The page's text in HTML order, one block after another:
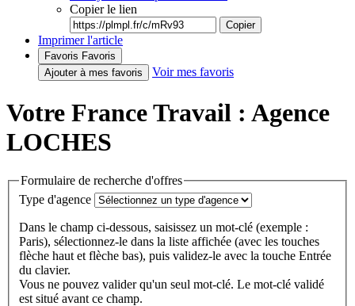
Copier le lien
Copier
Imprimer l'article
Favoris Favoris
Ajouter à mes favoris
Voir mes favoris
Votre France Travail : Agence
LOCHES
Formulaire de recherche d'offres
Type d'agence
Dans le champ ci-dessous, saisissez un mot-clé (exemple :
Paris), sélectionnez-le dans la liste affichée (avec les touches
flèche haut et flèche bas), puis validez-le avec la touche Entrée
du clavier.
Vous ne pouvez valider qu'un seul mot-clé. Le mot-clé validé
est situé avant ce champ.